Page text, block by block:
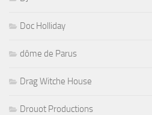
Doc Holliday
dôme de Parus
Drag Witche House
Drouot Productions